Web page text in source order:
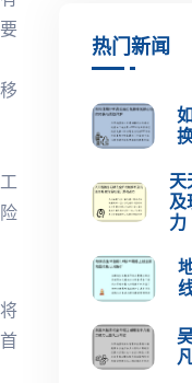
热门新闻
天
及
力